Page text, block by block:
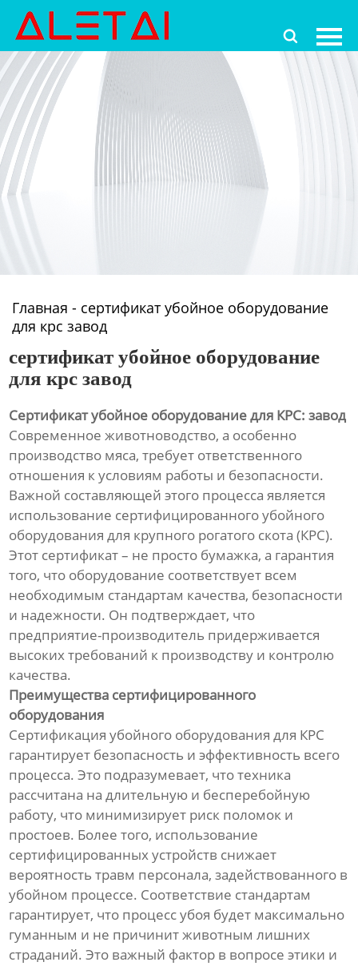

Главная
Продукция
Новости
О Hас
Контакты
Главная - сертификат убойное оборудование
для крс завод
сертификат убойное оборудование
для крс завод
Сертификат убойное оборудование для КРС: завод
Современное животноводство, а особенно
производство мяса, требует ответственного
отношения к условиям работы и безопасности.
Важной составляющей этого процесса является
использование сертифицированного убойного
оборудования для крупного рогатого скота (КРС).
Этот сертификат – не просто бумажка, а гарантия
того, что оборудование соответствует всем
необходимым стандартам качества, безопасности
и надежности. Он подтверждает, что
предприятие-производитель придерживается
высоких требований к производству и контролю
качества.
Преимущества сертифицированного
оборудования
Сертификация убойного оборудования для КРС
гарантирует безопасность и эффективность всего
процесса. Это подразумевает, что техника
рассчитана на длительную и бесперебойную
работу, что минимизирует риск поломок и
простоев. Более того, использование
сертифицированных устройств снижает
вероятность травм персонала, задействованного в
убойном процессе. Соответствие стандартам
гарантирует, что процесс убоя будет максимально
гуманным и не причинит животным лишних
страданий. Это важный фактор в вопросе этики и